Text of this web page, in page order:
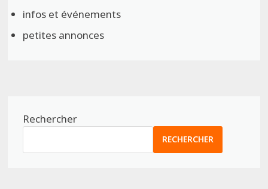
infos et événements
petites annonces
Rechercher
RECHERCHER